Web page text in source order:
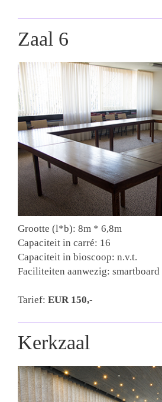
Zaal 6
Grootte (l*b): 8m * 6,8m
Capaciteit in carré: 16
Capaciteit in bioscoop: n.v.t.
Faciliteiten aanwezig: smartboard
Tarief: EUR 150,-
Kerkzaal